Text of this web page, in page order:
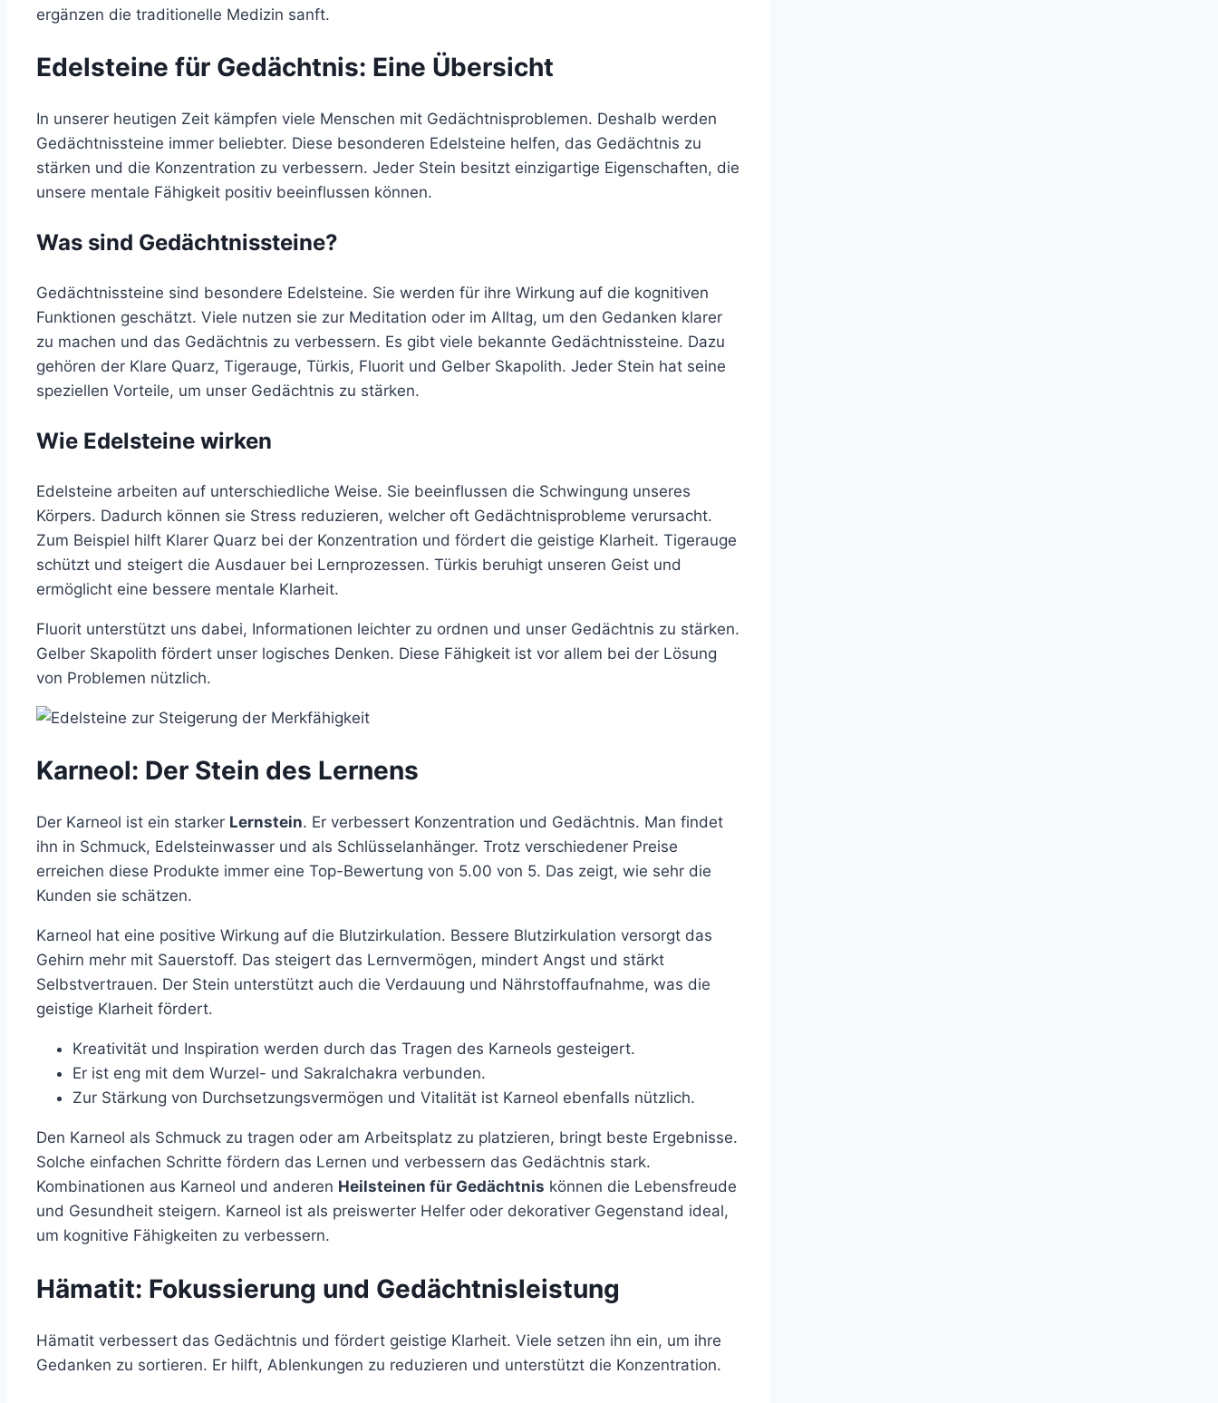
ergänzen die traditionelle Medizin sanft.
Edelsteine für Gedächtnis: Eine Übersicht
In unserer heutigen Zeit kämpfen viele Menschen mit Gedächtnisproblemen. Deshalb werden
Gedächtnissteine immer beliebter. Diese besonderen Edelsteine helfen, das Gedächtnis zu
stärken und die Konzentration zu verbessern. Jeder Stein besitzt einzigartige Eigenschaften, die
unsere mentale Fähigkeit positiv beeinflussen können.
Was sind Gedächtnissteine?
Gedächtnissteine sind besondere Edelsteine. Sie werden für ihre Wirkung auf die kognitiven
Funktionen geschätzt. Viele nutzen sie zur Meditation oder im Alltag, um den Gedanken klarer
zu machen und das Gedächtnis zu verbessern. Es gibt viele bekannte Gedächtnissteine. Dazu
gehören der Klare Quarz, Tigerauge, Türkis, Fluorit und Gelber Skapolith. Jeder Stein hat seine
speziellen Vorteile, um unser Gedächtnis zu stärken.
Wie Edelsteine wirken
Edelsteine arbeiten auf unterschiedliche Weise. Sie beeinflussen die Schwingung unseres
Körpers. Dadurch können sie Stress reduzieren, welcher oft Gedächtnisprobleme verursacht.
Zum Beispiel hilft Klarer Quarz bei der Konzentration und fördert die geistige Klarheit. Tigerauge
schützt und steigert die Ausdauer bei Lernprozessen. Türkis beruhigt unseren Geist und
ermöglicht eine bessere mentale Klarheit.
Fluorit unterstützt uns dabei, Informationen leichter zu ordnen und unser Gedächtnis zu stärken.
Gelber Skapolith fördert unser logisches Denken. Diese Fähigkeit ist vor allem bei der Lösung
von Problemen nützlich.
Karneol: Der Stein des Lernens
Der Karneol ist ein starker Lernstein. Er verbessert Konzentration und Gedächtnis. Man findet
ihn in Schmuck, Edelsteinwasser und als Schlüsselanhänger. Trotz verschiedener Preise
erreichen diese Produkte immer eine Top-Bewertung von 5.00 von 5. Das zeigt, wie sehr die
Kunden sie schätzen.
Karneol hat eine positive Wirkung auf die Blutzirkulation. Bessere Blutzirkulation versorgt das
Gehirn mehr mit Sauerstoff. Das steigert das Lernvermögen, mindert Angst und stärkt
Selbstvertrauen. Der Stein unterstützt auch die Verdauung und Nährstoffaufnahme, was die
geistige Klarheit fördert.
Kreativität und Inspiration werden durch das Tragen des Karneols gesteigert.
Er ist eng mit dem Wurzel- und Sakralchakra verbunden.
Zur Stärkung von Durchsetzungsvermögen und Vitalität ist Karneol ebenfalls nützlich.
Den Karneol als Schmuck zu tragen oder am Arbeitsplatz zu platzieren, bringt beste Ergebnisse.
Solche einfachen Schritte fördern das Lernen und verbessern das Gedächtnis stark.
Kombinationen aus Karneol und anderen Heilsteinen für Gedächtnis können die Lebensfreude
und Gesundheit steigern. Karneol ist als preiswerter Helfer oder dekorativer Gegenstand ideal,
um kognitive Fähigkeiten zu verbessern.
Hämatit: Fokussierung und Gedächtnisleistung
Hämatit verbessert das Gedächtnis und fördert geistige Klarheit. Viele setzen ihn ein, um ihre
Gedanken zu sortieren. Er hilft, Ablenkungen zu reduzieren und unterstützt die Konzentration.